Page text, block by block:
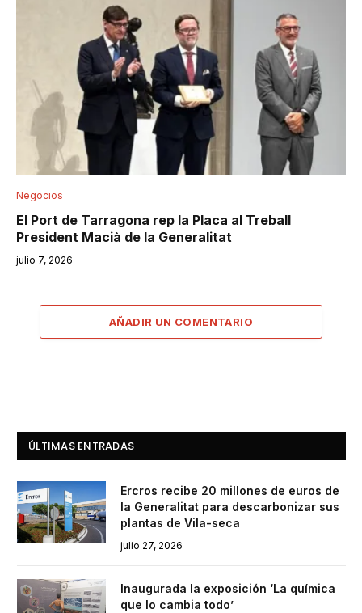
Negocios
El Port de Tarragona rep la Placa al Treball
President Macià de la Generalitat
julio 7, 2026
AÑADIR UN COMENTARIO
ÚLTIMAS ENTRADAS
Ercros recibe 20 millones de euros de
la Generalitat para descarbonizar sus
plantas de Vila-seca
julio 27, 2026
Inaugurada la exposición ‘La química
que lo cambia todo’